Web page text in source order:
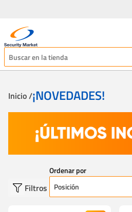
Inicio /¡NOVEDADES!
Filtros
Ordenar por